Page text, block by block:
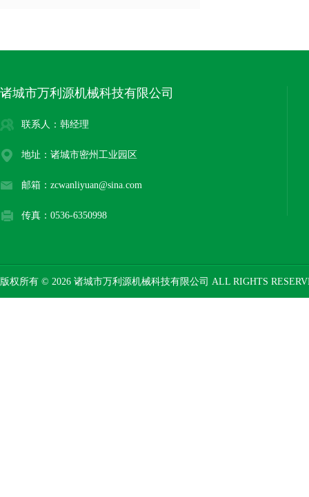
诸城市万利源机械科技有限公司
联系人：韩经理
地址：诸城市密州工业园区
邮箱：zcwanliyuan@sina.com
传真：0536-6350998
版权所有 © 2026 诸城市万利源机械科技有限公司 ALL RIGHTS